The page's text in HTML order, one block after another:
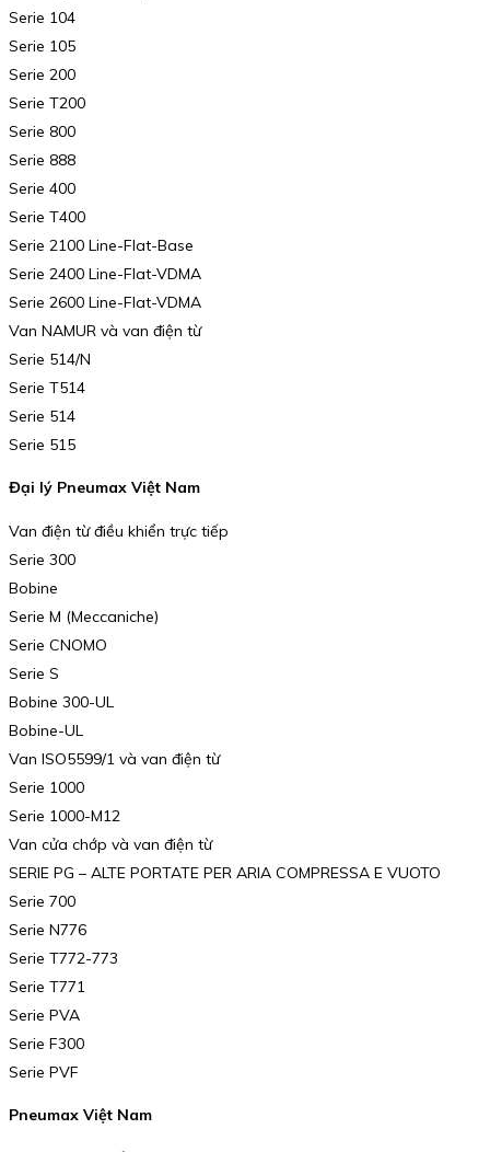
Serie 104
Serie 105
Serie 200
Serie T200
Serie 800
Serie 888
Serie 400
Serie T400
Serie 2100 Line-Flat-Base
Serie 2400 Line-Flat-VDMA
Serie 2600 Line-Flat-VDMA
Van NAMUR và van điện từ
Serie 514/N
Serie T514
Serie 514
Serie 515
Đại lý Pneumax Việt Nam
Van điện từ điều khiển trực tiếp
Serie 300
Bobine
Serie M (Meccaniche)
Serie CNOMO
Serie S
Bobine 300-UL
Bobine-UL
Van ISO5599/1 và van điện từ
Serie 1000
Serie 1000-M12
Van cửa chớp và van điện từ
SERIE PG – ALTE PORTATE PER ARIA COMPRESSA E VUOTO
Serie 700
Serie N776
Serie T772-773
Serie T771
Serie PVA
Serie F300
Serie PVF
Pneumax Việt Nam